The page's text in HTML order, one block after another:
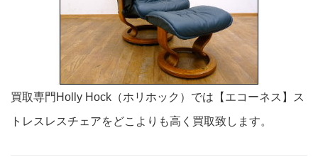
買取専門Holly Hock（ホリホック）では【エコーネス】ス
トレスレスチェアをどこよりも高く買取致します。